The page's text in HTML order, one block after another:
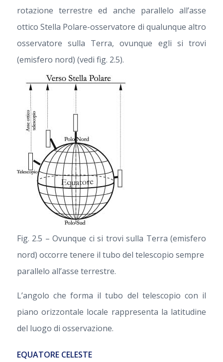
rotazione terrestre ed anche parallelo all’asse
ottico Stella Polare-osservatore di qualunque altro
osservatore sulla Terra, ovunque egli si trovi
(emisfero nord) (vedi fig. 2.5).
Fig. 2.5 – Ovunque ci si trovi sulla Terra (emisfero
nord) occorre tenere il tubo del telescopio sempre
parallelo all’asse terrestre.
L’angolo che forma il tubo del telescopio con il
piano orizzontale locale rappresenta la latitudine
del luogo di osservazione.
EQUATORE CELESTE